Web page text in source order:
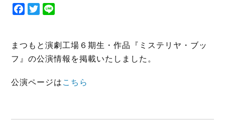
F
e
b
o
T
t
t
r
e
まつもと演劇工場６期生・作品『ミステリヤ・ブッ
フ』の公演情報を掲載いたしました。
公演ページは こちら